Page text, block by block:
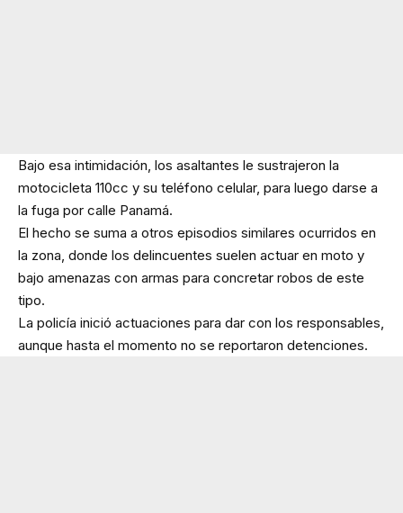
Bajo esa intimidación, los asaltantes le sustrajeron la
motocicleta 110cc y su teléfono celular, para luego darse a
la fuga por calle Panamá.
El hecho se suma a otros episodios similares ocurridos en
la zona, donde los delincuentes suelen actuar en moto y
bajo amenazas con armas para concretar robos de este
tipo.
La policía inició actuaciones para dar con los responsables,
aunque hasta el momento no se reportaron detenciones.